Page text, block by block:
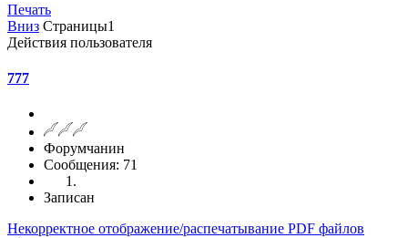
Печать
Вниз Страницы1
Действия пользователя
777
Форумчанин
Сообщения: 71
Записан
Некорректное отображение/распечатывание PDF файлов